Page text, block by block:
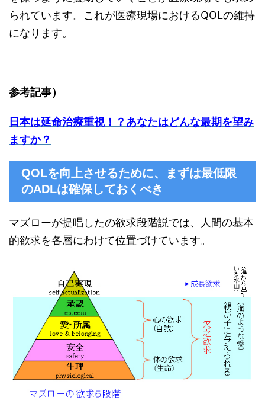
られています。これが医療現場におけるQOLの維持
になります。
参考記事）
日本は延命治療重視！？あなたはどんな最期を望み
ますか？
QOLを向上させるために、まずは最低限
のADLは確保しておくべき
マズローが提唱したの欲求段階説では、人間の基本
的欲求を各層にわけて位置づけています。